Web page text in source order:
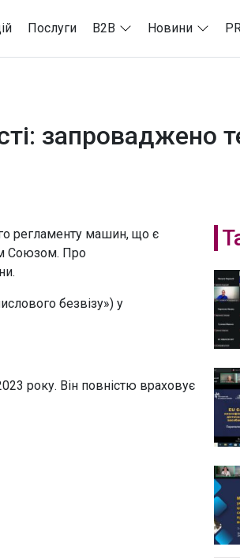
Послуги B2B Новини
запроваджено
регламенту машин, що є
Союзом. Про
безвізу») у
року. Він повністю враховує